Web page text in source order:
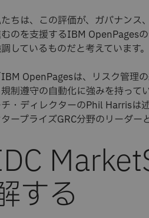
ちは、この評価が、ガバナンス
のを支援するIBM OpenPages
しているものだと考えています。
IBM OpenPagesは、リスク管理
制遵守の自動化に強みを持って
・ディレクターのPhil Harrisは
ープライズGRC分野のリーダー
する